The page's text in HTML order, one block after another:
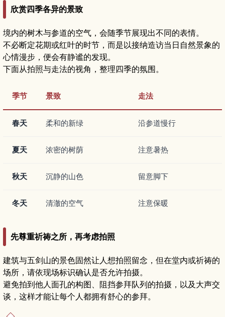
欣赏四季各异的景致
境内的树木与参道的空气，会随季节展现出不同的表情。
不必断定花期或红叶的时节，而是以接纳造访当日自然景象的
心情漫步，便会有静谧的发现。
下面从拍照与走法的视角，整理四季的氛围。
季节 景致 走法
春天 柔和的新绿 沿参道慢行
夏天 浓密的树荫 注意暑热
秋天 沉静的山色 留意脚下
冬天 清澈的空气 注意保暖
先尊重祈祷之所，再考虑拍照
建筑与五剑山的景色固然让人想拍照留念，但在堂内或祈祷的
场所，请依现场标识确认是否允许拍摄。
避免拍到他人面孔的构图、阻挡参拜队列的拍摄，以及大声交
谈，这样才能让每个人都拥有舒心的参拜。